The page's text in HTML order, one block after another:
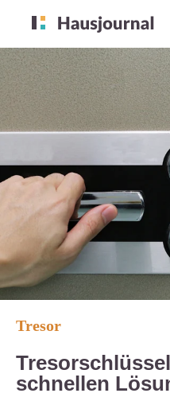
Tresor
schnellen